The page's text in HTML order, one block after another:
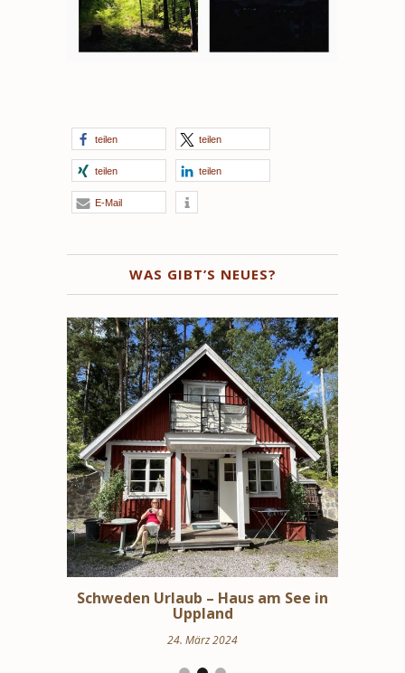
teilen teilen
teilen teilen
E-Mail
WAS GIBT’S NEUES?
Schweden Urlaub – Haus am See in
Uppland
24. März 2024